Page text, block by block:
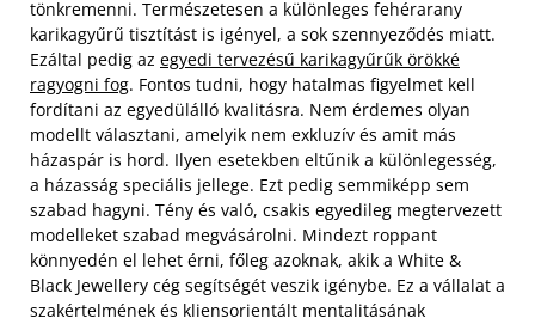
tönkremenni. Természetesen a különleges fehérarany
karikagyűrű tisztítást is igényel, a sok szennyeződés miatt.
Ezáltal pedig az egyedi tervezésű karikagyűrűk örökké
ragyogni fog. Fontos tudni, hogy hatalmas figyelmet kell
fordítani az egyedülálló kvalitásra. Nem érdemes olyan
modellt választani, amelyik nem exkluzív és amit más
házaspár is hord. Ilyen esetekben eltűnik a különlegesség,
a házasság speciális jellege. Ezt pedig semmiképp sem
szabad hagyni. Tény és való, csakis egyedileg megtervezett
modelleket szabad megvásárolni. Mindezt roppant
könnyedén el lehet érni, főleg azoknak, akik a White &
Black Jewellery cég segítségét veszik igénybe. Ez a vállalat a
szakértelmének és kliensorientált mentalitásának